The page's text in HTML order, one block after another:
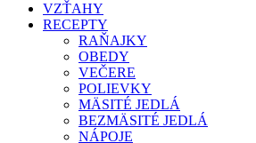
VZŤAHY
RECEPTY
RAŇAJKY
OBEDY
VEČERE
POLIEVKY
MÄSITÉ JEDLÁ
BEZMÄSITÉ JEDLÁ
NÁPOJE